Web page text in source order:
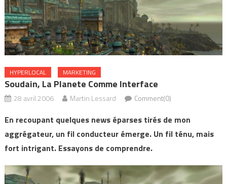
HYPERLOCAL MARKETING
Soudain, La Planete Comme Interface
28 avril 2006 Martin Lessard Comment(0)
En recoupant quelques news éparses tirés de mon
aggrégateur, un fil conducteur émerge. Un fil ténu, mais
fort intrigant. Essayons de comprendre.